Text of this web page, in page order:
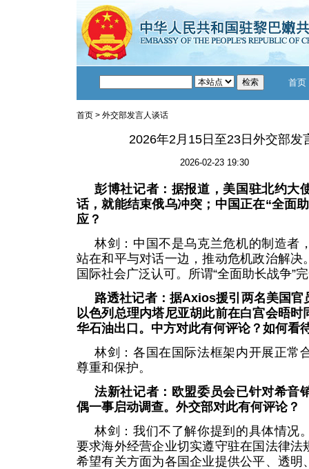
首页
首页 > 外交部发言人谈话
2026年2月15日至23日外交部发
2026-02-23 19:30
彭博社记者：据报道，美国驻北约大
话，就能结束俄乌冲突；中国正在“全面
应？
林剑：中国不是乌克兰危机的制造者
站在和平与对话一边，推动危机政治解决
国际社会广泛认可。所谓“全面助长战争”
路透社记者：据Axios援引两名美国官
以色列总理内塔尼亚胡此前在白宫会晤
华石油出口。中方对此有何评论？如何看
林剑：各国在国际法框架内开展正常
尊重和保护。
法新社记者：欧盟委员会已针对希音
偶一事启动调查。外交部对此有何评论？
林剑：我们不了解你提到的具体情况
要求海外经营企业切实遵守驻在国法律法
希望有关方面为各国企业提供公平、透明